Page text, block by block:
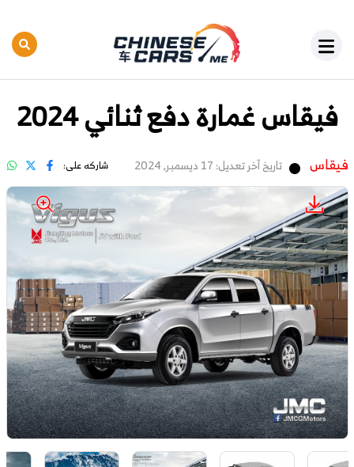
فيقاس غمارة دفع ثنائي 2024
فيقاس تاريخ آخر تعديل: 17 ديسمبر, 2024 شاركه على: